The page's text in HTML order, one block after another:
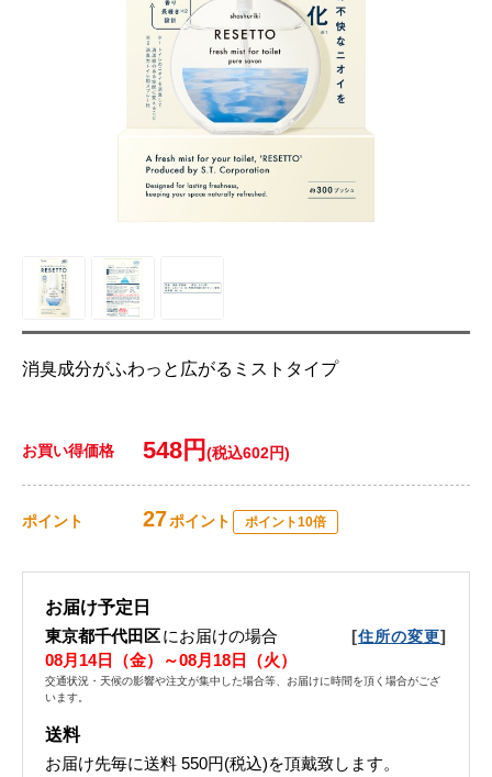
消臭成分がふわっと広がるミストタイプ
お買い得価格 548円 (税込602円)
ポイント 27ポイント ポイント10倍
お届け予定日
東京都千代田区にお届けの場合 [住所の変更]
08月14日（金）～08月18日（火）
交通状況・天候の影響や注文が集中した場合等、お届けに時間を頂く場合がござ
います。
送料
お届け先毎に送料 550円(税込)を頂戴致します。